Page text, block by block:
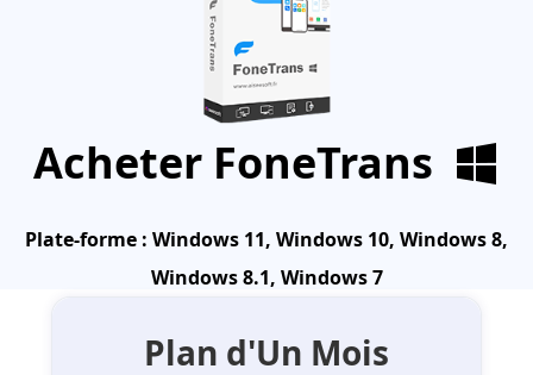
Acheter FoneTrans
Plate-forme : Windows 11, Windows 10, Windows 8,
Windows 8.1, Windows 7
Plan d'Un Mois